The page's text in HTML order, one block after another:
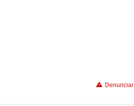
Denunciar